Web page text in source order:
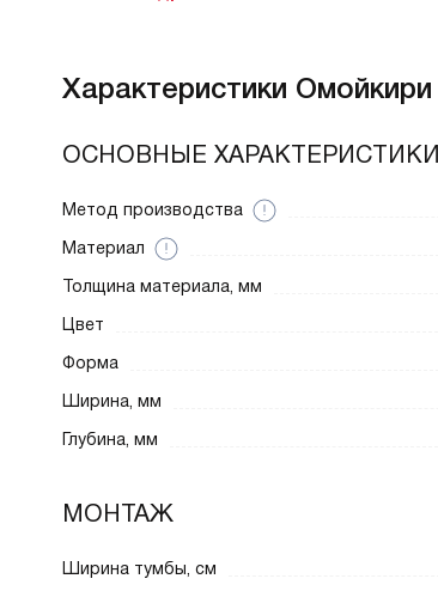
Характеристики Омойкири
ОСНОВНЫЕ ХАРАКТЕРИСТИКИ
Метод производства
Материал
Толщина материала, мм
Цвет
Форма
Ширина, мм
Глубина, мм
МОНТАЖ
Ширина тумбы, см